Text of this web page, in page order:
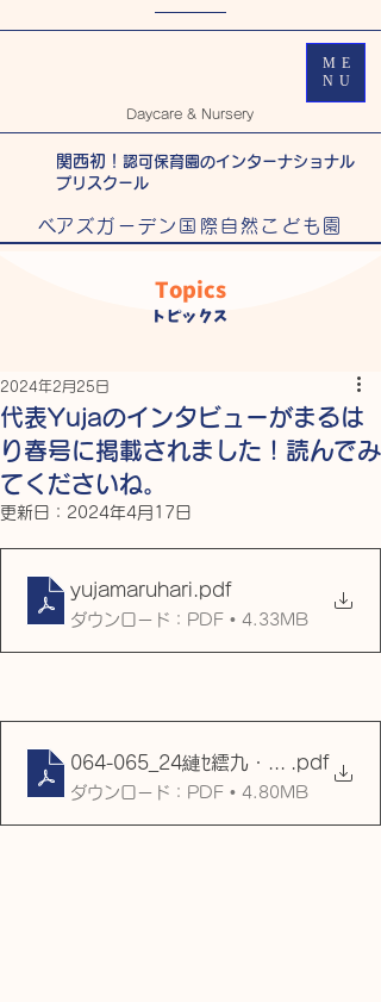
ME
NU
Daycare & Nursery
関西初！ 認可保育園のインターナショナル
プリスクール
​べアズガーデン国際自然こども園
Topics
トピックス
代表Yujaのインタビューがまるは
り春号に掲載されました！読んでみ
てくださいね。
2024年2月25日
更新日： 2024年4月17日
yujamaruhari .pdf
ダウンロード：PDF • 4.33MB
064-065_24縺ｾ繧九・繧・.pdf
ダウンロード：PDF • 4.80MB